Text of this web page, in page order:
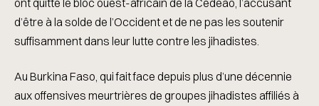
ont quitté le bloc ouest-africain de la Cedeao, l’accusant
d’être à la solde de l’Occident et de ne pas les soutenir
suffisamment dans leur lutte contre les jihadistes.
Au Burkina Faso, qui fait face depuis plus d’une décennie
aux offensives meurtrières de groupes jihadistes affiliés à